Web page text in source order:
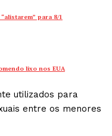
para 8/1
lixo nos EUA
utilizados para
entre os menores